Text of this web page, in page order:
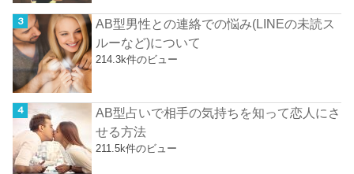
AB型男性との連絡での悩み(LINEの未読ス
ルーなど)について
214.3k件のビュー
AB型占いで相手の気持ちを知って恋人にさ
せる方法
211.5k件のビュー